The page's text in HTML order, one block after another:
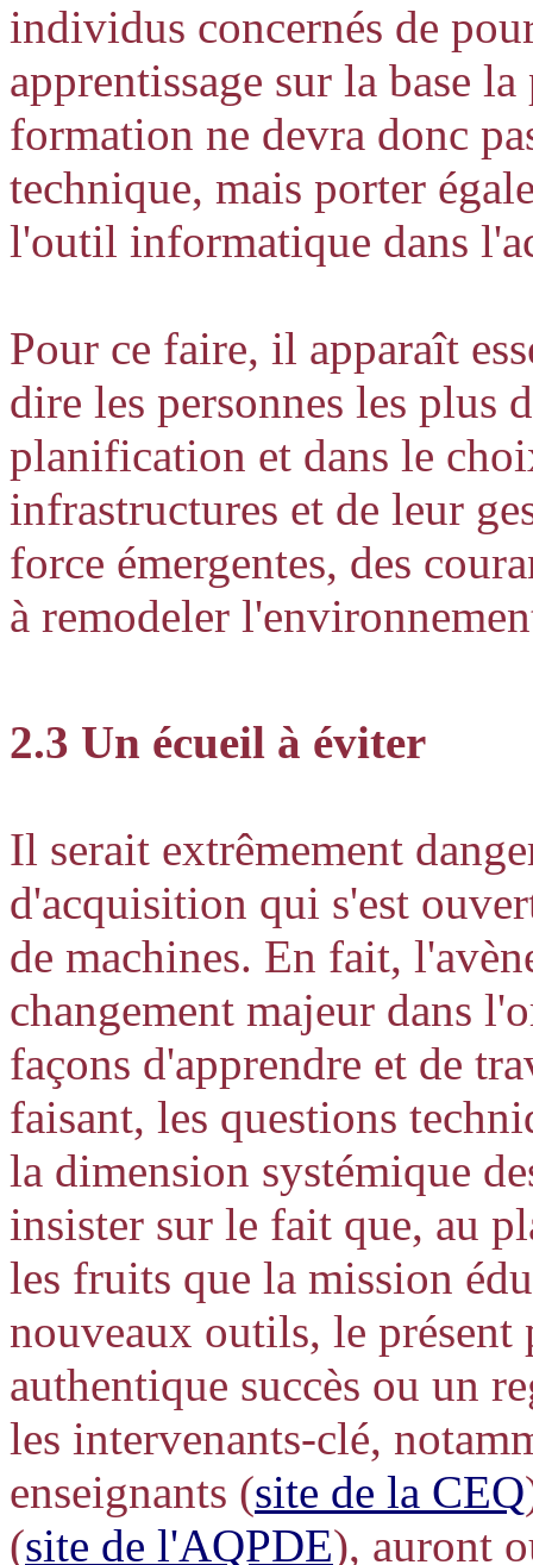
individus concernés de
apprentissage sur la base
formation ne devra donc
technique, mais porter
l'outil informatique dans
Pour ce faire, il apparaît
dire les personnes les plus
planification et dans le
infrastructures et de leur
force émergentes, des
à remodeler
2.3 Un écueil à éviter
Il serait extrêmement
d'acquisition qui s'est
de machines. En fait,
changement majeur dans
façons d'apprendre et de
faisant, les questions
la dimension systémique
insister sur le fait que, au
les fruits que la mission
nouveaux outils, le présent
authentique succès ou un
les intervenants-clé,
enseignants (site de la CEQ
(site de l'AQPDE), auront